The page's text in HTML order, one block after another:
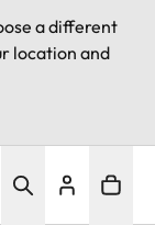
a different
location and